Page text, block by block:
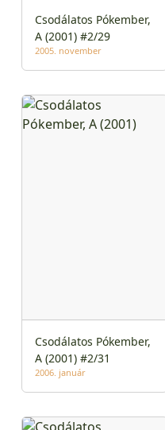
Csodálatos Pókember,
A (2001) #2/29
2005. november
Csodálatos Pókember,
A (2001) #2/31
2006. január